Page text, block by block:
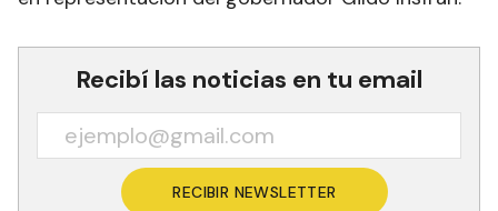
Recibí las noticias en tu email
RECIBIR NEWSLETTER